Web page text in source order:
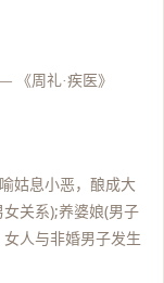
《周礼·疾医》
姑息小恶，酿成大
关系);养婆娘(男子
人与非婚男子发生